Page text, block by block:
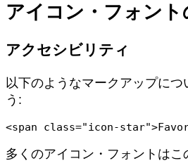
アイコン・フォント
アクセシビリティ
以下のようなマークアップにつ
う:
多くのアイコン・フォントは